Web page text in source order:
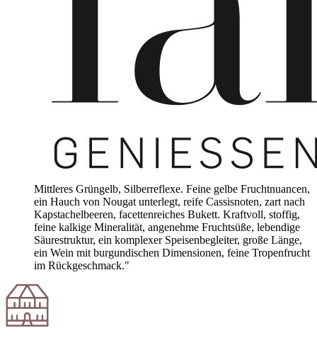
Mittleres Grüngelb, Silberreflexe. Feine gelbe Fruchtnuancen,
ein Hauch von Nougat unterlegt, reife Cassisnoten, zart nach
Kapstachelbeeren, facettenreiches Bukett. Kraftvoll, stoffig,
feine kalkige Mineralität, angenehme Fruchtsüße, lebendige
Säurestruktur, ein komplexer Speisenbegleiter, große Länge,
ein Wein mit burgundischen Dimensionen, feine Tropenfrucht
im Rückgeschmack."